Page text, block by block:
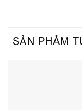
SẢN PHẨM